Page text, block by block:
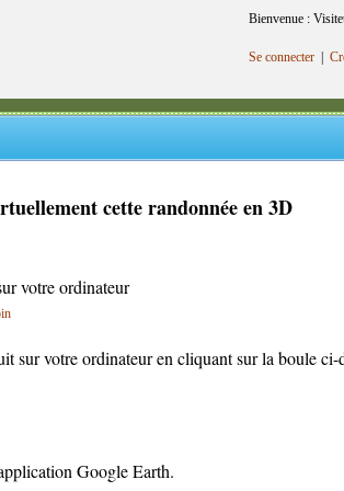
Bienvenue :
Se connecter
cette randonnée en 3D
votre ordinateur
sur votre ordinateur en cliquant sur la boule ci-
Google Earth.